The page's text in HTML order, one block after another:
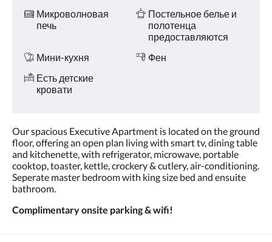
Микроволновая
печь
Постельное белье и
полотенца
предоставляются
Мини-кухня
Фен
Есть детские
кровати
Our spacious Executive Apartment is located on the ground
floor, offering an open plan living with smart tv, dining table
and kitchenette, with refrigerator, microwave, portable
cooktop, toaster, kettle, crockery & cutlery, air-conditioning.
Seperate master bedroom with king size bed and ensuite
bathroom.
Complimentary onsite parking & wifi!